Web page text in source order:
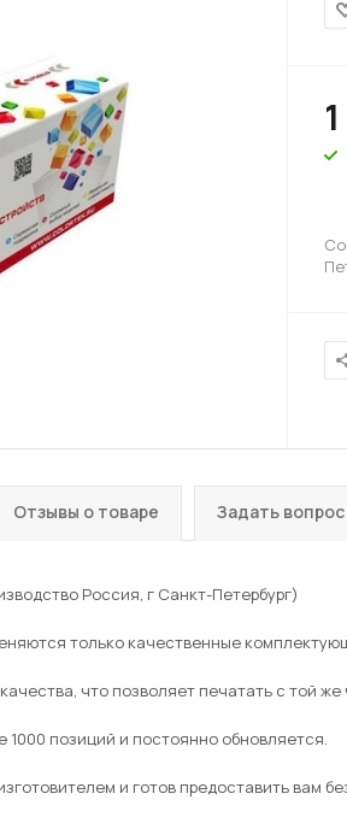
Отзывы о товаре Задать вопрос
Россия, г Санкт-Петербург)
только качественные
что позволяет печатать с той
позиций и постоянно обновляется.
и готов предоставить вам